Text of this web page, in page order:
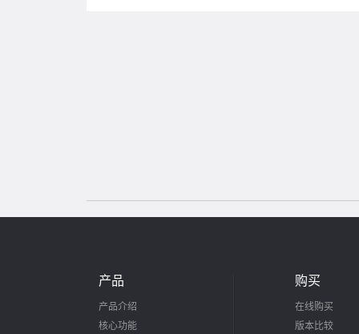
产品
产品介绍
核心功能
购买
在线购买
版本比较